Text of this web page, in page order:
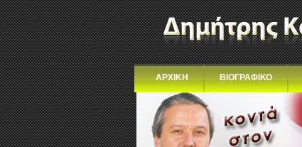
ΑΡΧΙΚΗ ΒΙΟΓΡΑΦΙΚΟ